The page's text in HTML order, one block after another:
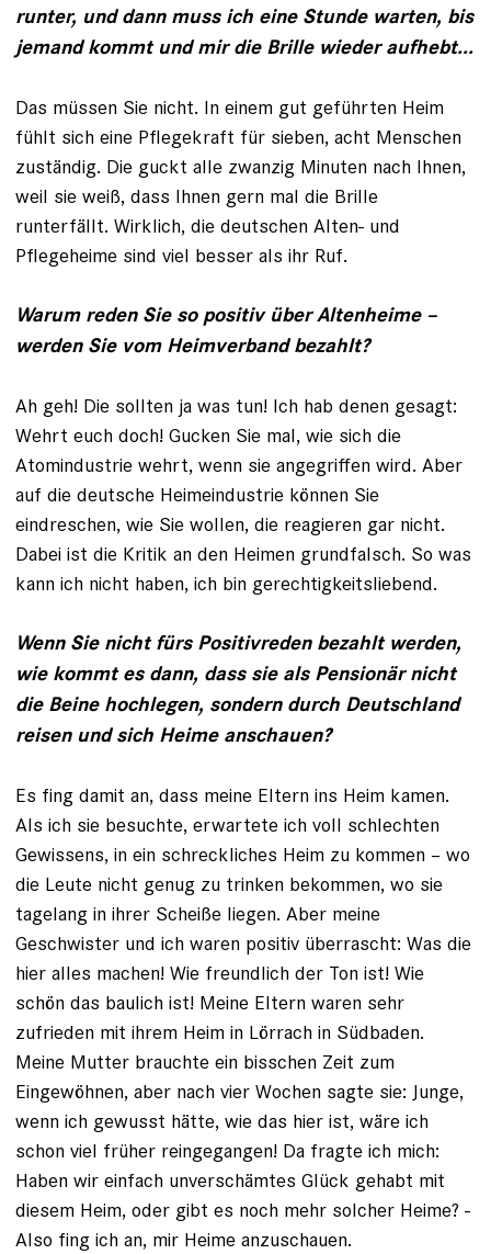
runter, und dann muss ich eine Stunde warten, bis
jemand kommt und mir die Brille wieder aufhebt...
Das müssen Sie nicht. In einem gut ge­führten Heim
fühlt sich eine Pflegekraft für sieben, acht Menschen
zuständig. Die guckt alle zwanzig Minuten nach Ihnen,
weil sie weiß, dass Ihnen gern mal die ­Brille
runterfällt. Wirklich, die deutschen Alten- und
Pflegeheime sind viel besser als ihr Ruf.
Warum reden Sie so positiv über Altenheime –
werden Sie vom Heimverband bezahlt?
Ah geh! Die sollten ja was tun! Ich hab ­denen gesagt:
Wehrt euch doch! Gucken Sie mal, wie sich die
Atomindustrie wehrt, wenn sie angegriffen wird. Aber
auf die deutsche Heimeindustrie können Sie
eindreschen, wie Sie wollen, die reagieren gar nicht.
Dabei ist die Kritik an den Heimen grundfalsch. So was
kann ich nicht haben, ich bin gerechtigkeitsliebend.
Wenn Sie nicht fürs Positivreden bezahlt werden,
wie kommt es dann, dass sie als Pensionär nicht
die Beine hochlegen, ­sondern durch Deutschland
reisen und sich Heime anschauen?
Es fing damit an, dass meine Eltern ins Heim kamen.
Als ich sie besuchte, erwartete ich voll schlechten
Gewissens, in ein schreckliches Heim zu kommen – wo
die Leute nicht genug zu trinken bekommen, wo sie
tagelang in ihrer Scheiße liegen. Aber meine
Geschwister und ich waren positiv überrascht: Was die
hier alles machen! Wie freundlich der Ton ist! Wie
schön das baulich ist! Meine Eltern waren sehr
zufrieden mit ihrem Heim in Lörrach in Südbaden.
Meine Mutter brauchte ein bisschen Zeit zum
Eingewöhnen, aber nach vier Wochen sagte sie: Junge,
wenn ich gewusst hätte, wie das hier ist, wäre ich
schon viel früher reingegangen! Da fragte ich mich:
Haben wir einfach unverschämtes Glück gehabt mit
diesem Heim, oder gibt es noch mehr solcher Heime? ­
Also fing ich an, mir Heime anzuschauen.